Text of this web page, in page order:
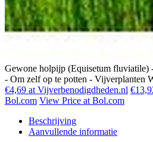
Gewone holpijp (Equisetum fluviatile)
- Om zelf op te potten - Vijverplanten
€4,69 at Vijverbenodigdheden.nl
Bol.com View Price at Bol.com
Beschrijving
Aanvullende informatie